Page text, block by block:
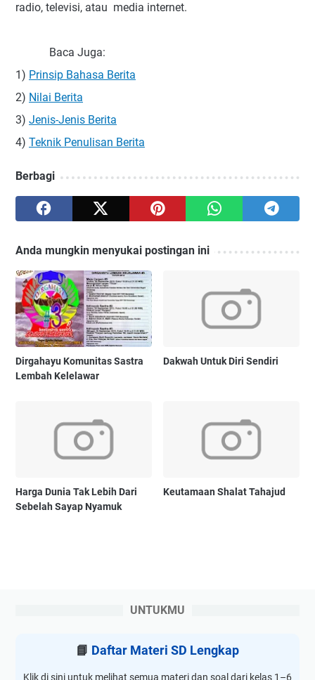
radio, televisi, atau media internet.
Baca Juga:
1) Prinsip Bahasa Berita
2) Nilai Berita
3) Jenis-Jenis Berita
4) Teknik Penulisan Berita
Berbagi
Anda mungkin menyukai postingan ini
Dirgahayu Komunitas Sastra
Lembah Kelelawar
Dakwah Untuk Diri Sendiri
Harga Dunia Tak Lebih Dari
Sebelah Sayap Nyamuk
Keutamaan Shalat Tahajud
UNTUKMU
📘 Daftar Materi SD Lengkap
Klik di sini untuk melihat semua materi dan soal dari kelas 1–6